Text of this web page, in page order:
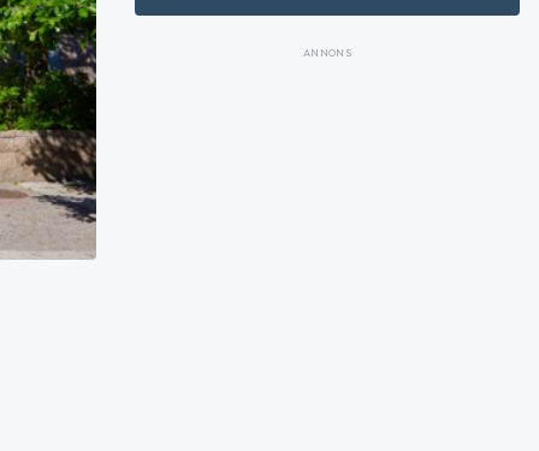
ANNONS